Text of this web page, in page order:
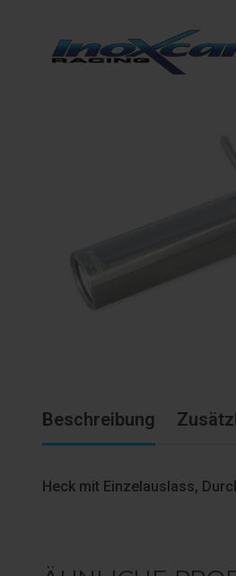
Beschreibung
Heck mit Einzelauslass,